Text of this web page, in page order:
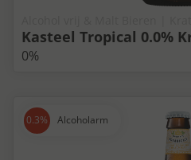
Kasteel Tropical 0.0%
0%
Alcoholarm